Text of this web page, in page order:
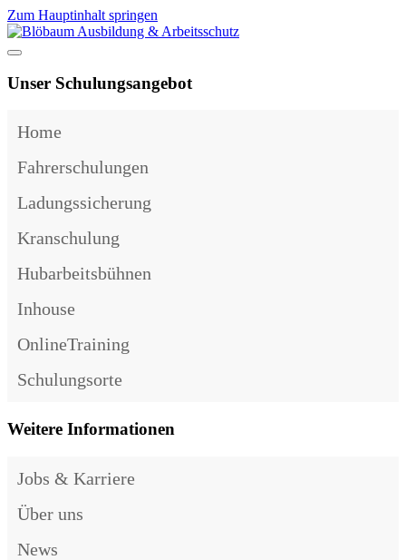
Zum Hauptinhalt springen
Unser Schulungsangebot
Home
Fahrerschulungen
Ladungssicherung
Kranschulung
Hubarbeitsbühnen
Inhouse
OnlineTraining
Schulungsorte
Weitere Informationen
Jobs & Karriere
Über uns
News